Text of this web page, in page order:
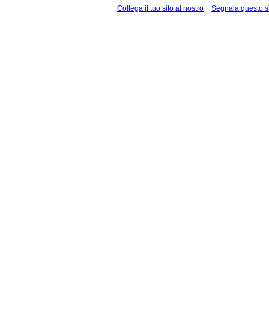
Collega il tuo sito al nostro Segnala questo